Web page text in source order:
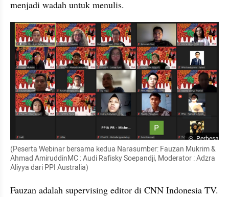
menjadi wadah untuk menulis.
Perbesar
(Peserta Webinar bersama kedua Narasumber: Fauzan Mukrim &
Ahmad AmiruddinMC : Audi Rafisky Soepandji, Moderator : Adzra
Aliyya dari PPI Australia)
Fauzan adalah supervising editor di CNN Indonesia TV.